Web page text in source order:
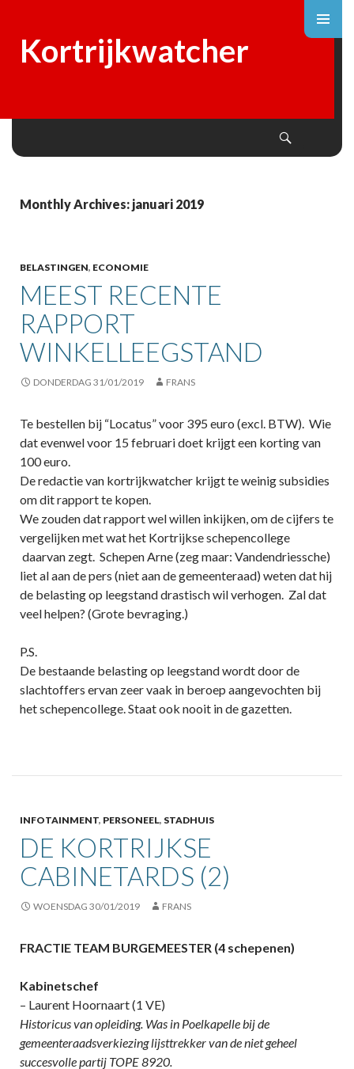
Kortrijkwatcher
Monthly Archives: januari 2019
BELASTINGEN, ECONOMIE
MEEST RECENTE
RAPPORT
WINKELLEEGSTAND
DONDERDAG 31/01/2019 FRANS
Te bestellen bij “Locatus” voor 395 euro (excl. BTW). Wie
dat evenwel voor 15 februari doet krijgt een korting van
100 euro.
De redactie van kortrijkwatcher krijgt te weinig subsidies
om dit rapport te kopen.
We zouden dat rapport wel willen inkijken, om de cijfers te
vergelijken met wat het Kortrijkse schepencollege
daarvan zegt. Schepen Arne (zeg maar: Vandendriessche)
liet al aan de pers (niet aan de gemeenteraad) weten dat hij
de belasting op leegstand drastisch wil verhogen. Zal dat
veel helpen? (Grote bevraging.)
P.S.
De bestaande belasting op leegstand wordt door de
slachtoffers ervan zeer vaak in beroep aangevochten bij
het schepencollege. Staat ook nooit in de gazetten.
INFOTAINMENT, PERSONEEL, STADHUIS
DE KORTRIJKSE
CABINETARDS (2)
WOENSDAG 30/01/2019 FRANS
FRACTIE TEAM BURGEMEESTER (4 schepenen)
Kabinetschef
– Laurent Hoornaart (1 VE)
Historicus van opleiding. Was in Poelkapelle bij de
gemeenteraadsverkiezing lijsttrekker van de niet geheel
succesvolle partij TOPE 8920.